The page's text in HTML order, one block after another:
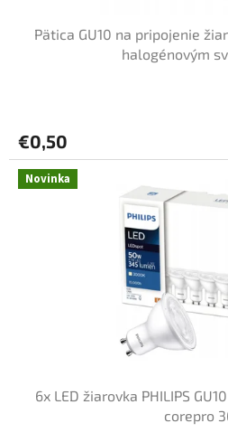
Pätica GU10 na pripojenie
halogénovým
€0,50
Novinka
6x LED žiarovka PHILIPS
corepro